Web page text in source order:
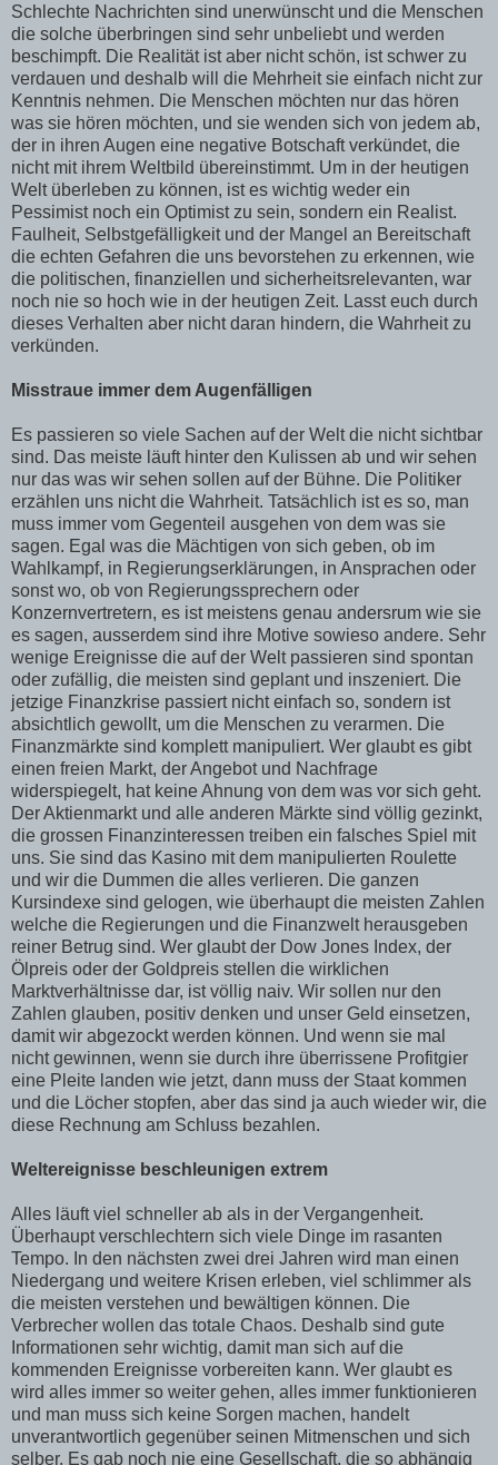
Schlechte Nachrichten sind unerwünscht und die Menschen
die solche überbringen sind sehr unbeliebt und werden
beschimpft. Die Realität ist aber nicht schön, ist schwer zu
verdauen und deshalb will die Mehrheit sie einfach nicht zur
Kenntnis nehmen. Die Menschen möchten nur das hören
was sie hören möchten, und sie wenden sich von jedem ab,
der in ihren Augen eine negative Botschaft verkündet, die
nicht mit ihrem Weltbild übereinstimmt. Um in der heutigen
Welt überleben zu können, ist es wichtig weder ein
Pessimist noch ein Optimist zu sein, sondern ein Realist.
Faulheit, Selbstgefälligkeit und der Mangel an Bereitschaft
die echten Gefahren die uns bevorstehen zu erkennen, wie
die politischen, finanziellen und sicherheitsrelevanten, war
noch nie so hoch wie in der heutigen Zeit. Lasst euch durch
dieses Verhalten aber nicht daran hindern, die Wahrheit zu
verkünden.
Misstraue immer dem Augenfälligen
Es passieren so viele Sachen auf der Welt die nicht sichtbar
sind. Das meiste läuft hinter den Kulissen ab und wir sehen
nur das was wir sehen sollen auf der Bühne. Die Politiker
erzählen uns nicht die Wahrheit. Tatsächlich ist es so, man
muss immer vom Gegenteil ausgehen von dem was sie
sagen. Egal was die Mächtigen von sich geben, ob im
Wahlkampf, in Regierungserklärungen, in Ansprachen oder
sonst wo, ob von Regierungssprechern oder
Konzernvertretern, es ist meistens genau andersrum wie sie
es sagen, ausserdem sind ihre Motive sowieso andere. Sehr
wenige Ereignisse die auf der Welt passieren sind spontan
oder zufällig, die meisten sind geplant und inszeniert. Die
jetzige Finanzkrise passiert nicht einfach so, sondern ist
absichtlich gewollt, um die Menschen zu verarmen. Die
Finanzmärkte sind komplett manipuliert. Wer glaubt es gibt
einen freien Markt, der Angebot und Nachfrage
widerspiegelt, hat keine Ahnung von dem was vor sich geht.
Der Aktienmarkt und alle anderen Märkte sind völlig gezinkt,
die grossen Finanzinteressen treiben ein falsches Spiel mit
uns. Sie sind das Kasino mit dem manipulierten Roulette
und wir die Dummen die alles verlieren. Die ganzen
Kursindexe sind gelogen, wie überhaupt die meisten Zahlen
welche die Regierungen und die Finanzwelt herausgeben
reiner Betrug sind. Wer glaubt der Dow Jones Index, der
Ölpreis oder der Goldpreis stellen die wirklichen
Marktverhältnisse dar, ist völlig naiv. Wir sollen nur den
Zahlen glauben, positiv denken und unser Geld einsetzen,
damit wir abgezockt werden können. Und wenn sie mal
nicht gewinnen, wenn sie durch ihre überrissene Profitgier
eine Pleite landen wie jetzt, dann muss der Staat kommen
und die Löcher stopfen, aber das sind ja auch wieder wir, die
diese Rechnung am Schluss bezahlen.
Weltereignisse beschleunigen extrem
Alles läuft viel schneller ab als in der Vergangenheit.
Überhaupt verschlechtern sich viele Dinge im rasanten
Tempo. In den nächsten zwei drei Jahren wird man einen
Niedergang und weitere Krisen erleben, viel schlimmer als
die meisten verstehen und bewältigen können. Die
Verbrecher wollen das totale Chaos. Deshalb sind gute
Informationen sehr wichtig, damit man sich auf die
kommenden Ereignisse vorbereiten kann. Wer glaubt es
wird alles immer so weiter gehen, alles immer funktionieren
und man muss sich keine Sorgen machen, handelt
unverantwortlich gegenüber seinen Mitmenschen und sich
selber. Es gab noch nie eine Gesellschaft, die so abhängig